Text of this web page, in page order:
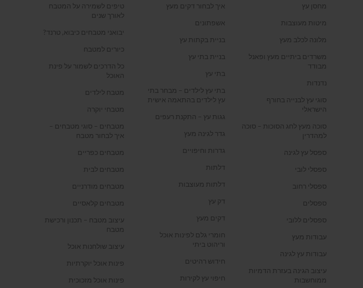
מחסן עץ
מיטות מעוצבות
מלונה לכלב מעץ
משרדים ביתיים מעץ ופאנל
מבודד
נדנדות
סוגי עץ לבנייה בחורף
הישראלי
סוכה מעץ לחג הסוכות – סוכה
למהדרין
ספסל עץ לגינה
ספסלי לובי
ספסלי רחוב
ספסלים
ספסלים ללובי
עבודות מעץ
עבודות עץ לגינה
עיצוב הגינה בעזרת הדמיות
ממוחשבות
איך לבחור דקים מעץ
אשפתונים
בניית בקתות עץ
בניית בתי עץ
בתי עץ
בתי עץ לילדים – מבחר בתי
עץ לילדים בהתאמה אישית
גגות עץ – התקנת רעפים
גדר לגינה מעץ
גדרות וחיפויים
דלתות
דלתות מעוצבות
דק עץ
דקים מעץ
חומרי גלם לפינות אוכל
וריהוט ביתי
חידוש רהיטים
חיפוי עץ לקירות
טיפים לשמירה על המטבח
לאורך שנים
יבואני מטבחים כיבוא, טרנד?
כיורים למטבח
כל הדרכים לשמור על פינת
האוכל
מטבח לילדים
מטבחי יוקרה
מטבחים – סוגי מטבחים –
איך לבחור מטבח
מטבחים כפריים
מטבחים לבית
מטבחים מודרניים
מטבחים קלאסיים
עיצוב מטבח – תכנון ורכישת
מטבח
עיצוב שולחנות אוכל
פינות אוכל יוקרתיות
פינות אוכל מזכוכית